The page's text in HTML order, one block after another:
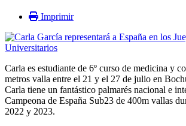
Imprimir
Carla es estudiante de 6º curso de medicina y
metros valla entre el 21 y el 27 de julio en
Carla tiene un fantástico palmarés nacional e
Campeona de España Sub23 de 400m vallas
2022 y 2023.